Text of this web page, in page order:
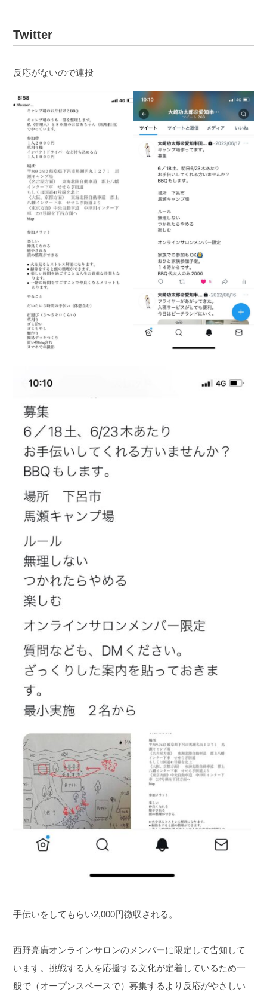
Twitter
反応がないので連投
手伝いをしてもらい2,000円徴収される。
西野亮廣オンラインサロンのメンバーに限定して告知して
います。挑戦する人を応援する文化が定着しているため一
般で（オープンスペースで）募集するより反応がやさしい